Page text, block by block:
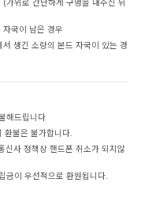
가위로 간단하게 구멍을 내주신 뒤
국이 남은 경우
생긴 소량의 본드 자국이 있는 경
해드립니다
불은 불가합니다.
신사 정책상 핸드폰 취소가 되지않
금이 우선적으로 환원됩니다.